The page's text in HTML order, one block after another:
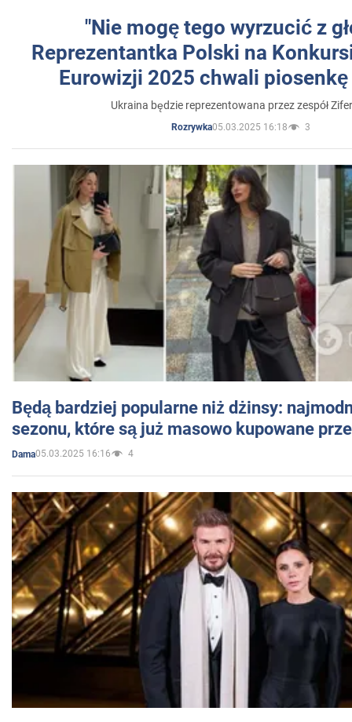
"Nie mogę tego wyrzucić z
Reprezentantka Polski na
Eurowizji 2025 chwali
Ukraina będzie reprezentowana przez zespół
Rozrywka05.03.2025 16:18 3
Będą bardziej popularne niż dżinsy:
sezonu, które są już masowo kupowane
Dama05.03.2025 16:16 4